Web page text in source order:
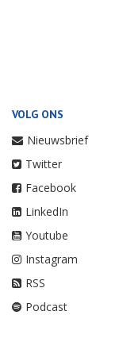
VOLG ONS
Nieuwsbrief
Twitter
Facebook
LinkedIn
Youtube
Instagram
RSS
Podcast